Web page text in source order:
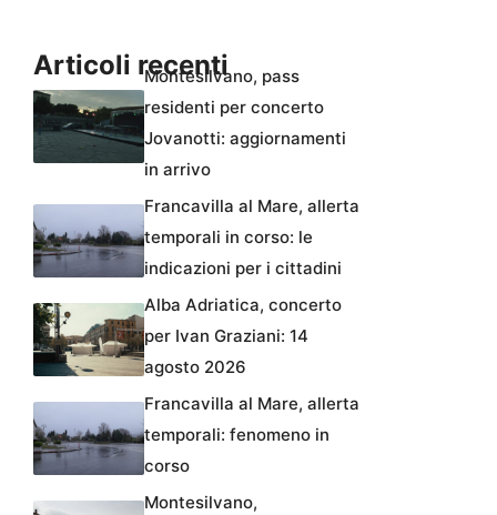
Articoli recenti
Montesilvano, pass
residenti per concerto
Jovanotti: aggiornamenti
in arrivo
Francavilla al Mare, allerta
temporali in corso: le
indicazioni per i cittadini
Alba Adriatica, concerto
per Ivan Graziani: 14
agosto 2026
Francavilla al Mare, allerta
temporali: fenomeno in
corso
Montesilvano,